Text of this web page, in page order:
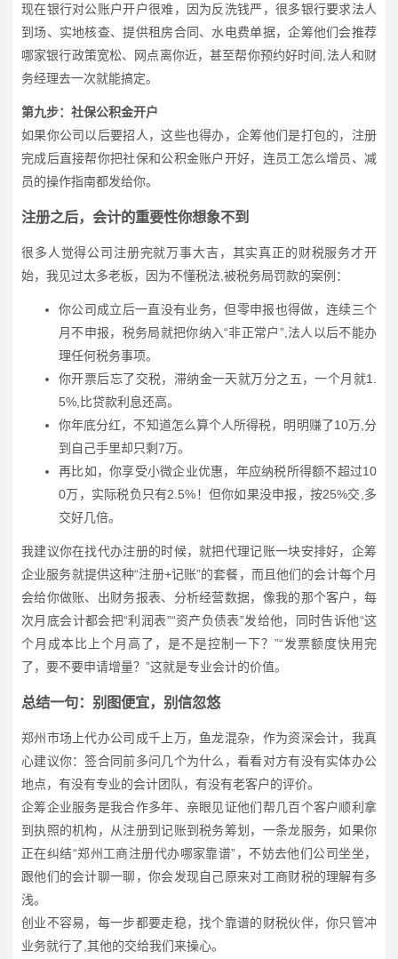
现在银行对公账户开户很难，因为反洗钱严，很多银行要求法人
到场、实地核查、提供租房合同、水电费单据，企筹他们会推荐
哪家银行政策宽松、网点离你近，甚至帮你预约好时间,法人和财
务经理去一次就能搞定。
第九步：社保公积金开户
如果你公司以后要招人，这些也得办，企筹他们是打包的，注册
完成后直接帮你把社保和公积金账户开好，连员工怎么增员、减
员的操作指南都发给你。
注册之后，会计的重要性你想象不到
很多人觉得公司注册完就万事大吉，其实真正的财税服务才开
始，我见过太多老板，因为不懂税法,被税务局罚款的案例：
你公司成立后一直没有业务，但零申报也得做，连续三个
月不申报，税务局就把你纳入“非正常户”,法人以后不能办
理任何税务事项。
你开票后忘了交税，滞纳金一天就万分之五，一个月就1.
5%,比贷款利息还高。
你年底分红，不知道怎么算个人所得税，明明赚了10万,分
到自己手里却只剩7万。
再比如，你享受小微企业优惠，年应纳税所得额不超过10
0万，实际税负只有2.5%！但你如果没申报，按25%交,多
交好几倍。
我建议你在找代办注册的时候，就把代理记账一块安排好，企筹
企业服务就提供这种“注册+记账”的套餐，而且他们的会计每个月
会给你做账、出财务报表、分析经营数据，像我的那个客户，每
次月底会计都会把“利润表”“资产负债表”发给他，同时告诉他“这
个月成本比上个月高了，是不是控制一下？”“发票额度快用完
了，要不要申请增量？”这就是专业会计的价值。
总结一句：别图便宜，别信忽悠
郑州市场上代办公司成千上万，鱼龙混杂，作为资深会计，我真
心建议你：签合同前多问几个为什么，看看对方有没有实体办公
地点，有没有专业的会计团队，有没有老客户的评价。
企筹企业服务是我合作多年、亲眼见证他们帮几百个客户顺利拿
到执照的机构，从注册到记账到税务筹划，一条龙服务，如果你
正在纠结“郑州工商注册代办哪家靠谱”，不妨去他们公司坐坐，
跟他们的会计聊一聊，你会发现自己原来对工商财税的理解有多
浅。
创业不容易，每一步都要走稳，找个靠谱的财税伙伴，你只管冲
业务就行了,其他的交给我们来操心。